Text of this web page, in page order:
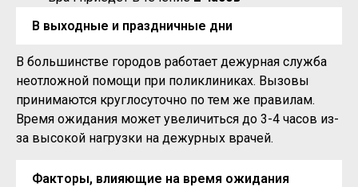
В выходные и праздничные дни
В большинстве городов работает дежурная служба
неотложной помощи при поликлиниках. Вызовы
принимаются круглосуточно по тем же правилам.
Время ожидания может увеличиться до 3-4 часов из-
за высокой нагрузки на дежурных врачей.
Факторы, влияющие на время ожидания